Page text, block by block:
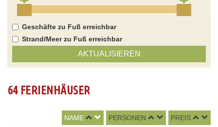
Geschäfte zu Fuß erreichbar
Strand/Meer zu Fuß erreichbar
AKTUALISIEREN
64 FERIENHÄUSER
NAME PERSONEN PREIS